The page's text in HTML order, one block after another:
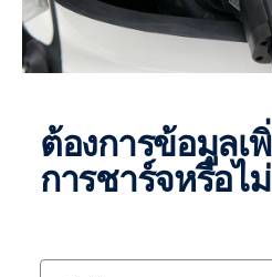
ต้องการข้อมูลเพิ่มเติมเกี่ยวกับ
การชาร์จหรือไม่